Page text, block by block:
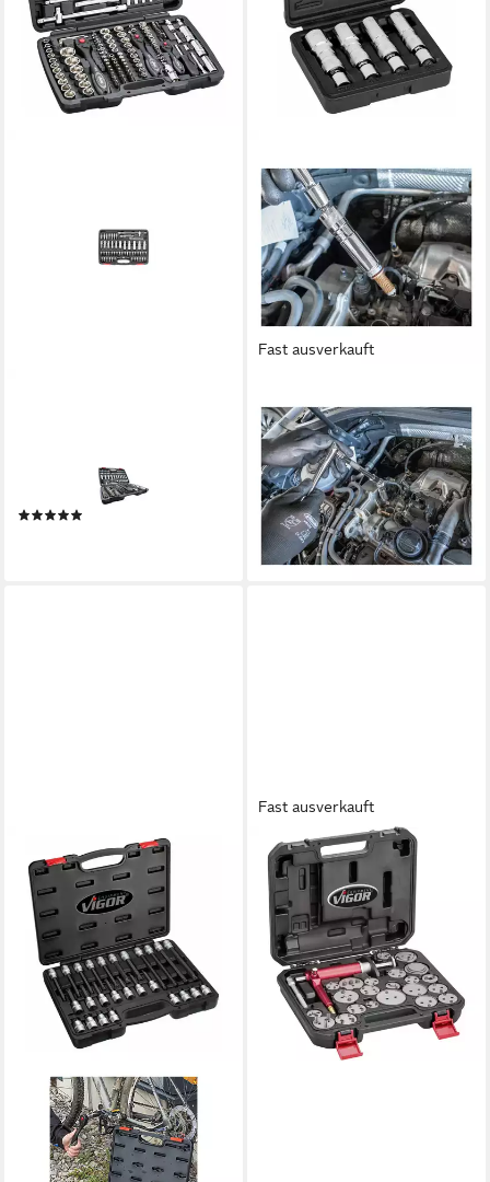
1/4 Zoll Innenvierkant Antrieb
Fast ausverkauft
Kompressor VIGOR
Zündkerzen Steckschlüssel
Satz, V7002/4, 3/8 Zoll (10
mm) Vierka
64,58 €
lieferbar - in 3-4 Werktagen bei dir
Fast ausverkauft
VIGOR
Montagewerkzeug Vigor
V1711N Bremskolben-
Rückstellwerkzeug Satz,
pneumatisch V1711N
157,45 €
lieferbar - in 2-3 Werktagen bei dir